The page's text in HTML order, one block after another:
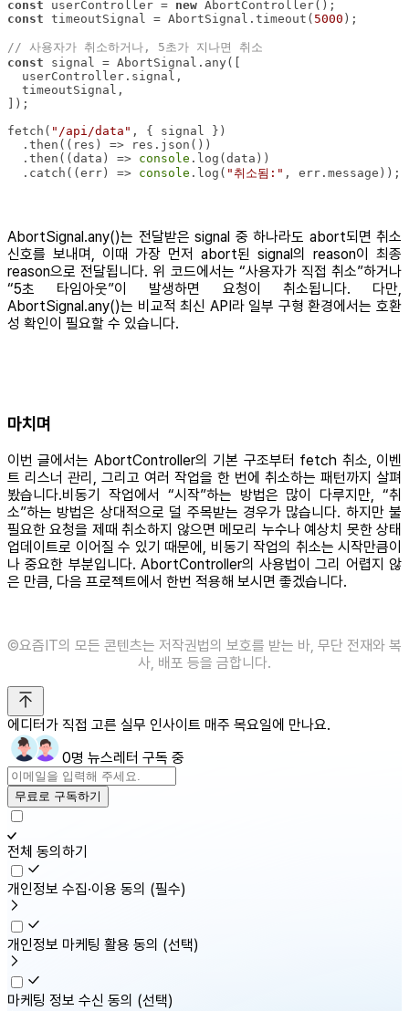
const userController = new
const timeoutSignal = AbortSignal.timeout( 5000
// 사용자가 취소하거나, 5초가 지나면 취소
const
fetch( "/api/data"
  .then(
( res ) =>
  .then(
( data ) => console
  .catch(
( err ) => console .log( "취소됨:" , err.message));
AbortSignal.any()는 전달받은 signal 중 하나라도 abort되면 취소
신호를 보내며, 이때 가장 먼저 abort된 signal의 reason이 최종
reason으로 전달됩니다. 위 코드에서는 “사용자가 직접 취소”하거나
“5초 타임아웃”이 발생하면 요청이 취소됩니다. 다만,
AbortSignal.any()는 비교적 최신 API라 일부 구형 환경에서는 호환
성 확인이 필요할 수 있습니다.
마치며
이번 글에서는 AbortController의 기본 구조부터 fetch 취소, 이벤
트 리스너 관리, 그리고 여러 작업을 한 번에 취소하는 패턴까지 살펴
봤습니다.비동기 작업에서 “시작”하는 방법은 많이 다루지만, “취
소”하는 방법은 상대적으로 덜 주목받는 경우가 많습니다. 하지만 불
필요한 요청을 제때 취소하지 않으면 메모리 누수나 예상치 못한 상태
업데이트로 이어질 수 있기 때문에, 비동기 작업의 취소는 시작만큼이
나 중요한 부분입니다. AbortController의 사용법이 그리 어렵지 않
은 만큼, 다음 프로젝트에서 한번 적용해 보시면 좋겠습니다.
©️요즘IT의 모든 콘텐츠는 저작권법의 보호를 받는 바, 무단 전재와 복
사, 배포 등을 금합니다.
에디터가 직접 고른 실무 인사이트 매주 목요일에 만나요.
0명 뉴스레터 구독 중
무료로 구독하기
전체 동의하기
개인정보 수집·이용 동의 (필수)
개인정보 마케팅 활용 동의 (선택)
마케팅 정보 수신 동의 (선택)